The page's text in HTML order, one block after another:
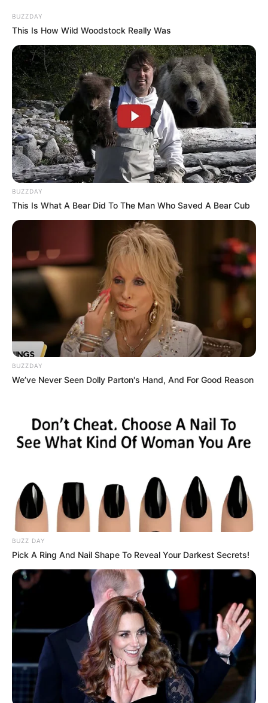
BUZZDAY
This Is How Wild Woodstock Really Was
BUZZDAY
This Is What A Bear Did To The Man Who Saved A Bear Cub
BUZZDAY
We’ve Never Seen Dolly Parton's Hand, And For Good Reason
BUZZ DAY
Pick A Ring And Nail Shape To Reveal Your Darkest Secrets!